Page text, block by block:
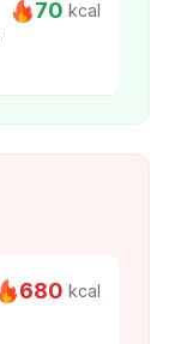
70 kcal
680 kcal